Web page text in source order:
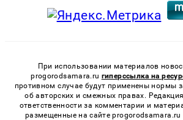
При использовании материалов
progorodsamara.ru гиперссылка на
противном случае будут применены нормы
об авторских и смежных правах.
ответственности за комментарии и
размещенные на сайте progorodsamara.ru